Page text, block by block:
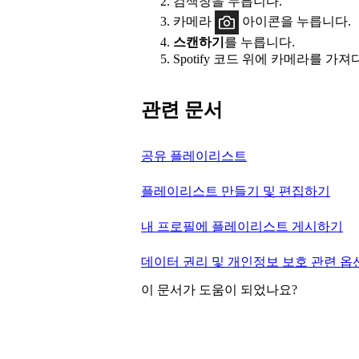
카메라
아이콘을 누릅니다.
스캔하기 를 누릅니다.
Spotify 코드 위에 카메라를 가져
관련 문서
공유 플레이리스트
플레이리스트 만들기 및 편집하기
내 프로필에 플레이리스트 게시하기
데이터 권리 및 개인정보 보호 관련 옵
이 문서가 도움이 되었나요?